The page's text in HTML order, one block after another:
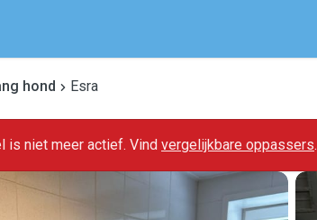
hond Esra
is niet meer actief. Vind vergelijkbare oppassers.